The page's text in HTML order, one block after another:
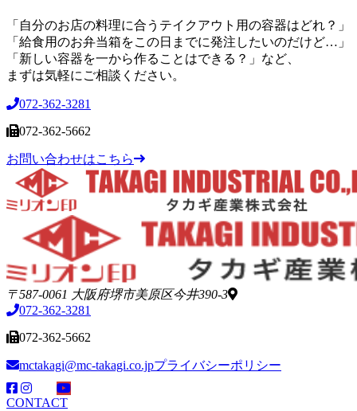
「自分のお店の料理に合うテイクアウト用の容器はどれ？」
「給食用のお弁当箱をこの日までに発注したいのだけど…」
「新しい容器を一から作ることはできる？」など、
まずは気軽にご相談ください。
072-362-3281
072-362-5662
お問い合わせはこちら
〒587-0061 大阪府堺市美原区今井390-3
072-362-3281
072-362-5662
mctakagi@mc-takagi.co.jpプライバシーポリシー
CONTACT